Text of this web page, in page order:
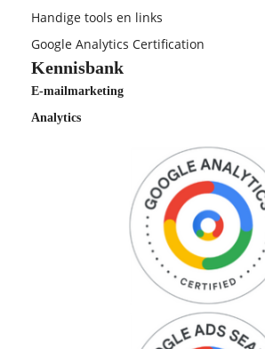
Handige tools en links
Google Analytics Certification
Kennisbank
E-mailmarketing
Analytics